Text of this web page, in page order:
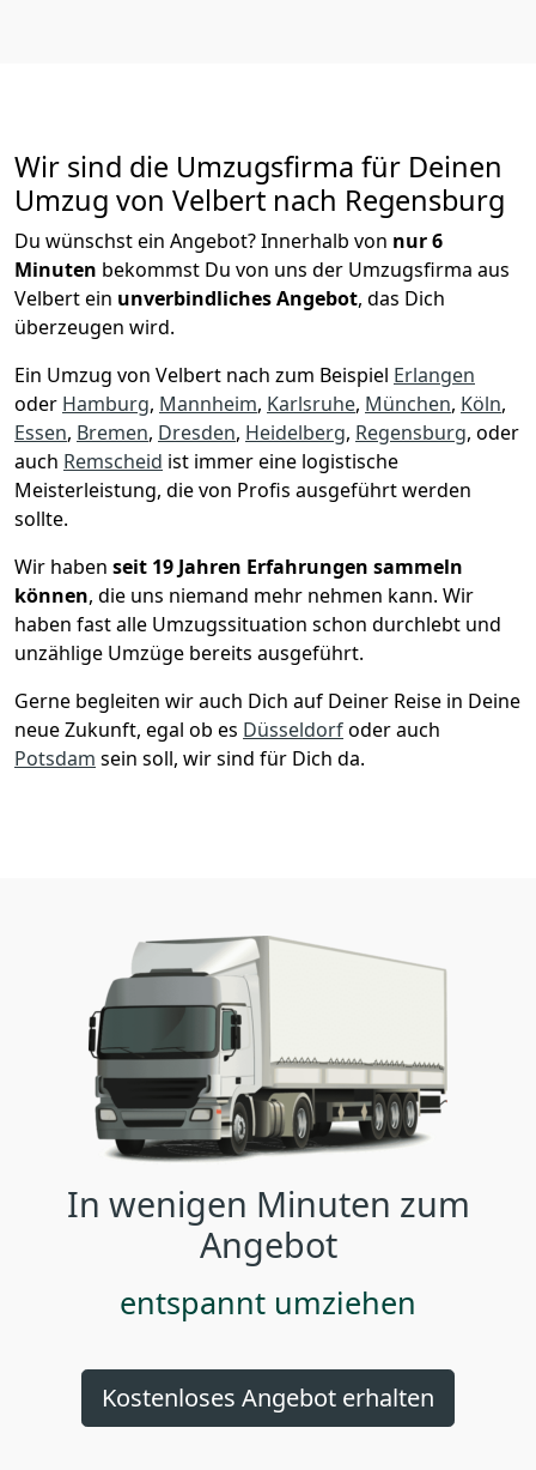
Wir sind die Umzugsfirma für Deinen
Umzug von Velbert nach Regensburg
Du wünschst ein Angebot? Innerhalb von nur 6
Minuten bekommst Du von uns der Umzugsfirma aus
Velbert ein unverbindliches Angebot, das Dich
überzeugen wird.
Ein Umzug von Velbert nach zum Beispiel Erlangen
oder Hamburg, Mannheim, Karlsruhe, München, Köln,
Essen, Bremen, Dresden, Heidelberg, Regensburg, oder
auch Remscheid ist immer eine logistische
Meisterleistung, die von Profis ausgeführt werden
sollte.
Wir haben seit 19 Jahren Erfahrungen sammeln
können, die uns niemand mehr nehmen kann. Wir
haben fast alle Umzugssituation schon durchlebt und
unzählige Umzüge bereits ausgeführt.
Gerne begleiten wir auch Dich auf Deiner Reise in Deine
neue Zukunft, egal ob es Düsseldorfoder auch
Potsdam sein soll, wir sind für Dich da.
In wenigen Minuten zum
Angebot
entspannt umziehen
Kostenloses Angebot erhalten